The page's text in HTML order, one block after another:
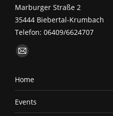
Marburger Straße 2
35444 Biebertal-Krumbach
Telefon: 06409/6624707
Finden Sie uns auf:
E-
page
Home
Events